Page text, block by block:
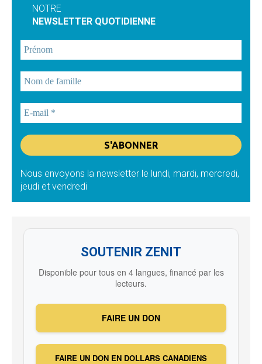
NOTRE
NEWSLETTER QUOTIDIENNE
Nous envoyons la newsletter le lundi, mardi, mercredi,
jeudi et vendredi
SOUTENIR ZENIT
Disponible pour tous en 4 langues, financé par les
lecteurs.
FAIRE UN DON
FAIRE UN DON EN DOLLARS CANADIENS